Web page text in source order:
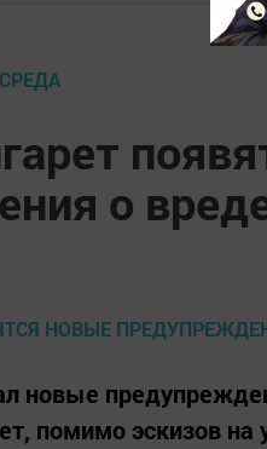
о
новые
помимо эскизов на